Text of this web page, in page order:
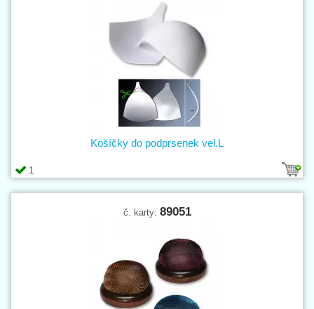
1
Košíčky do podprsenek vel.L
č. karty: 89051